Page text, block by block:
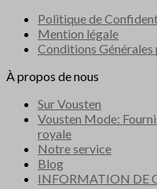
Politique de
Mention légale
Conditions
À propos de nous
Sur Vousten
Vousten Mode:
royale
Notre service
Blog
INFORMATION DE